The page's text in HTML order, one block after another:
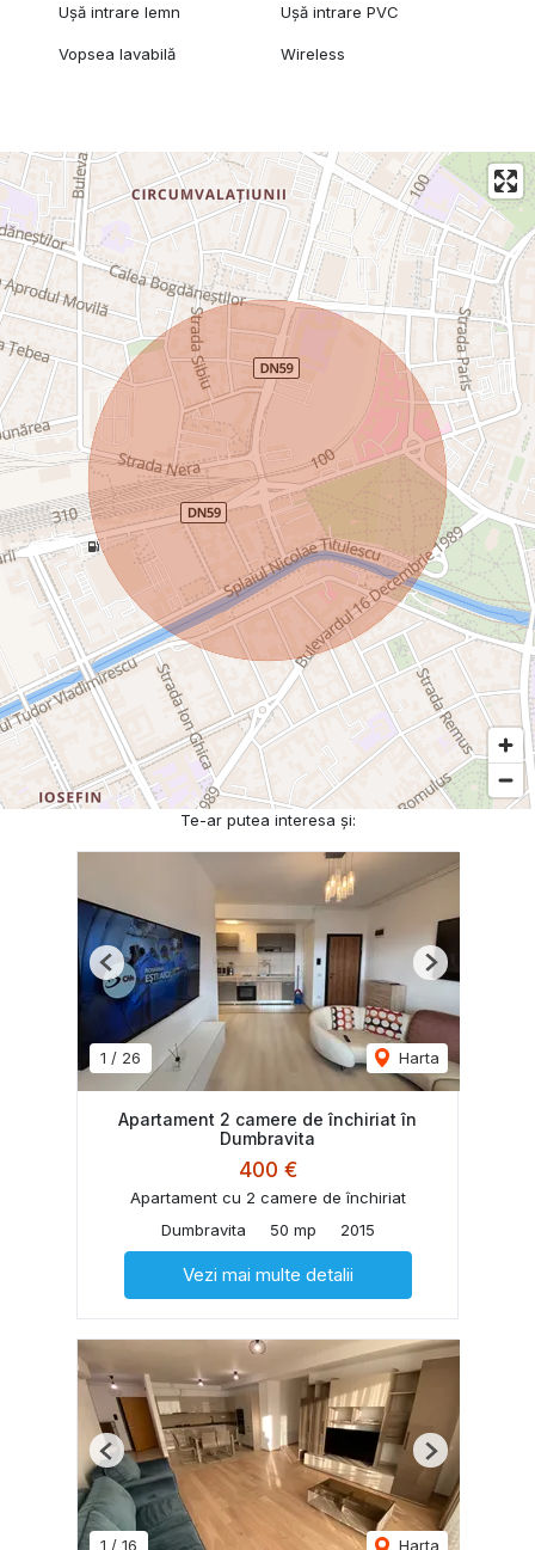
Ușă intrare lemn Ușă intrare PVC
Vopsea lavabilă Wireless
Te-ar putea interesa și:
1 / 26 Harta
Previous Next
Apartament 2 camere de închiriat în
Dumbravita
400 €
Apartament cu 2 camere de închiriat
Dumbravita
50 mp 2015
Vezi mai multe detalii
1 / 16 Harta
Previous Next